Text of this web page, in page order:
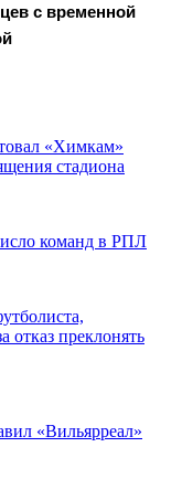
с временной
«Химкам»
стадиона
команд в РПЛ
отказ преклонять
«Вильярреал»